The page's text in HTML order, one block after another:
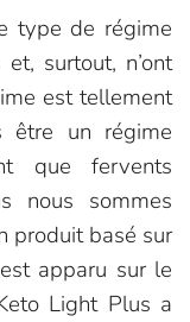
type de régime
surtout, n’ont
est tellement
être un régime
que fervents
nous sommes
produit basé sur
apparu sur le
Light Plus a